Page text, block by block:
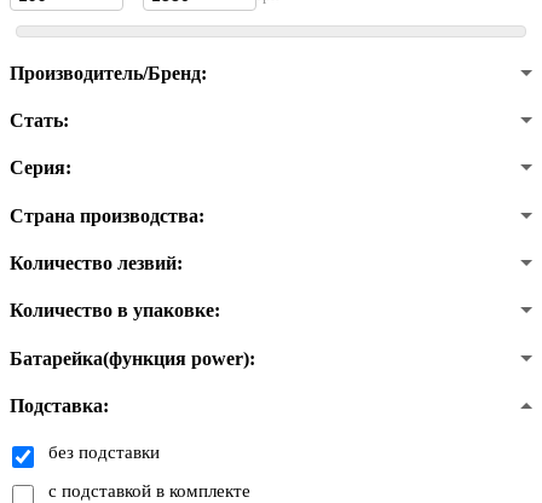
Производитель/Бренд:
Стать:
Серия:
Страна производства:
Количество лезвий:
Количество в упаковке:
Батарейка(функция power):
Подставка:
без подставки
с подставкой в комплекте